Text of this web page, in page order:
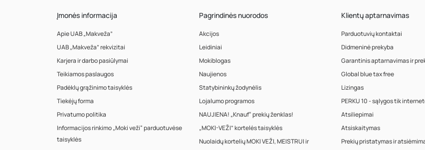
Įmonės informacija
Apie UAB „Makveža”
UAB „Makveža” rekvizitai
Karjera ir darbo pasiūlymai
Teikiamos paslaugos
Padėklų grąžinimo taisyklės
Tiekėjų forma
Privatumo politika
Informacijos rinkimo „Moki veži“ parduotuvėse
taisyklės
Pagrindinės nuorodos
Akcijos
Leidiniai
Mokiblogas
Naujienos
Statybininkų žodynėlis
Lojalumo programos
NAUJIENA! „Knauf“ prekių ženklas!
„MOKI-VEŽI” kortelės taisyklės
Nuolaidų kortelių MOKI VEŽI, MEISTRUI ir
Klientų aptarnavimas
Parduotuvių kontaktai
Didmeninė prekyba
Garantinis aptarnavimas ir
Global blue tax free
Lizingas
PERKU 10 - sąlygos tik
Atsiliepimai
Atsiskaitymas
Prekių pristatymas ir